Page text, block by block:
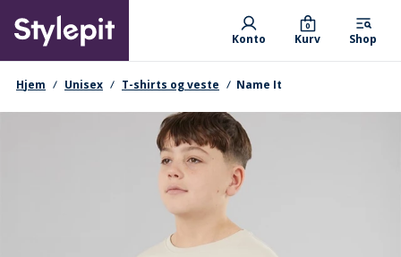
main
content
Primary departments
Konto Kurv
0
Shop
navigationssti
Hjem Unisex T-shirts og veste Name It